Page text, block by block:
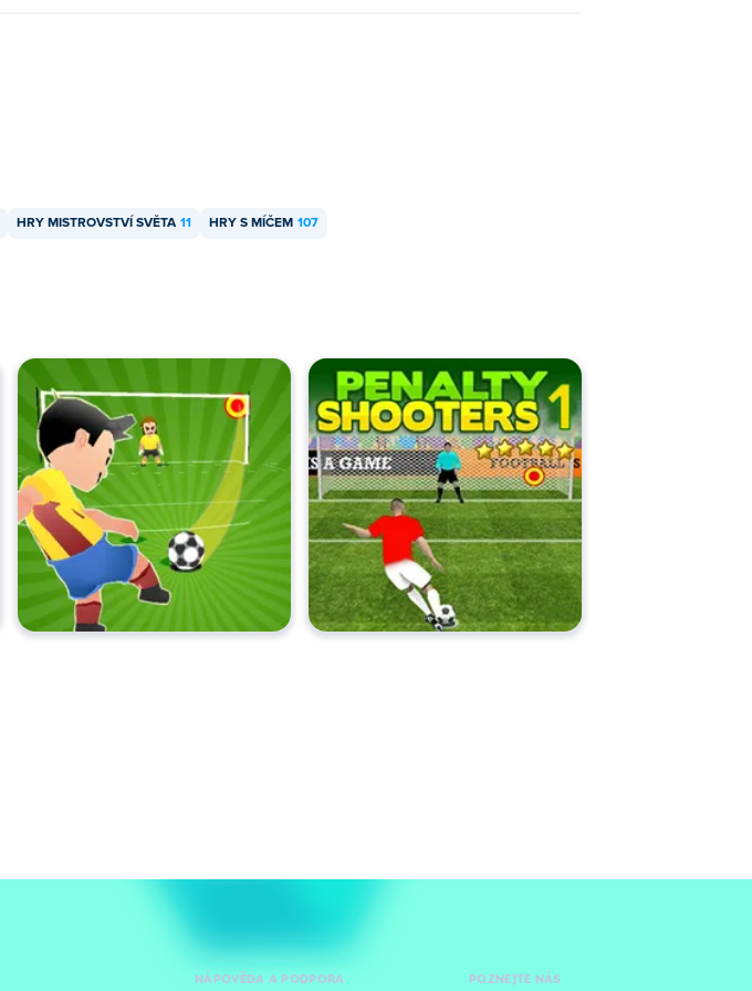
HRY MISTROVSTVÍ SVĚTA 11 HRY S MÍČEM 107
NÁPOVĚDA A PODPORA POZNEJTE NÁS